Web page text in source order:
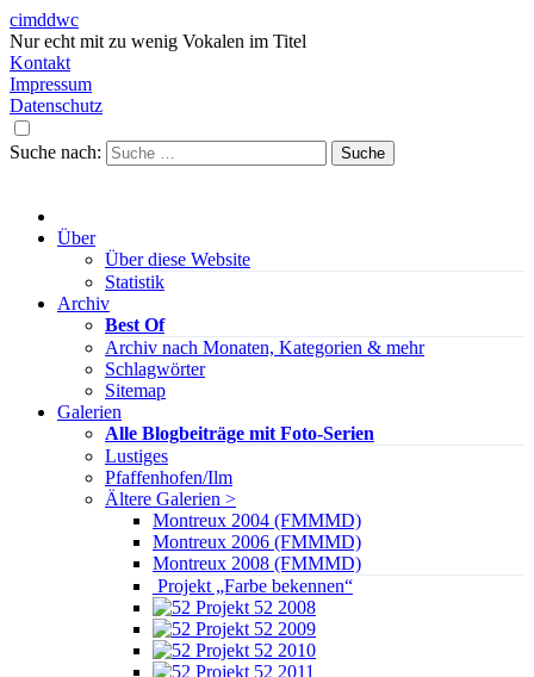
cimddwc
Nur echt mit zu wenig Vokalen im Titel
Kontakt
Impressum
Datenschutz
Suche nach:
Über
Über diese Website
Statistik
Archiv
Best Of
Archiv nach Monaten, Kategorien & mehr
Schlagwörter
Sitemap
Galerien
Alle Blogbeiträge mit Foto-Serien
Lustiges
Pfaffenhofen/Ilm
Ältere Galerien >
Montreux 2004 (FMMMD)
Montreux 2006 (FMMMD)
Montreux 2008 (FMMMD)
Projekt „Farbe bekennen“
Projekt 52 2008
Projekt 52 2009
Projekt 52 2010
Projekt 52 2011